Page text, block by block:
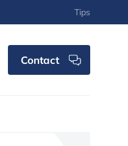
Tips
Contact